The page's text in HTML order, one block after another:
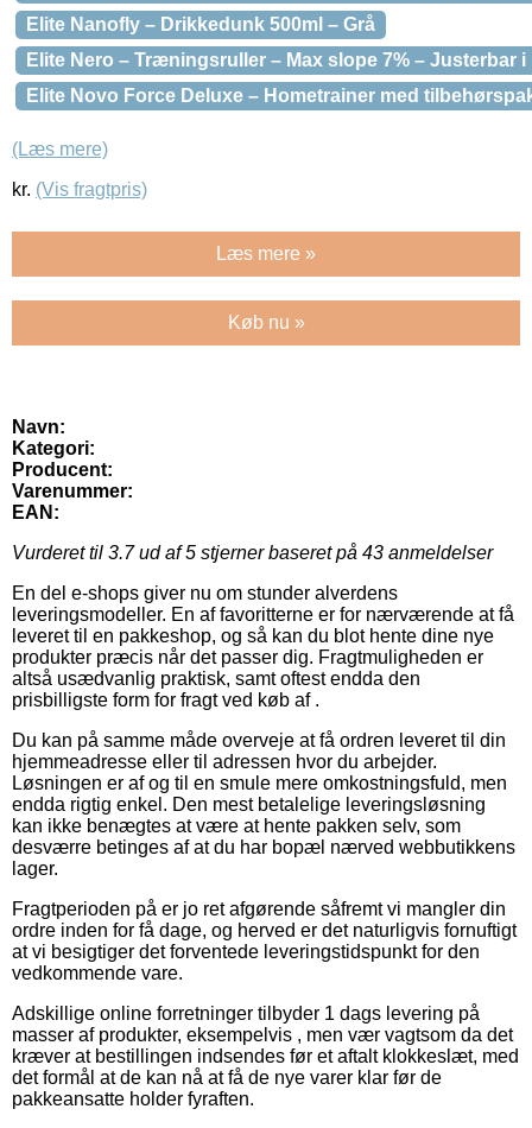
Elite Nanofly – Drikkedunk 500ml – Grå
Elite Nero – Træningsruller – Max slope 7% – Justerbar
Elite Novo Force Deluxe – Hometrainer med
(Læs mere)
kr. (Vis fragtpris)
Læs mere »
Køb nu »
Navn:
Kategori:
Producent:
Varenummer:
EAN:
Vurderet til 3.7ud af 5 stjerner baseret på 43 anmeldelser
En del e-shops giver nu om stunder alverdens
leveringsmodeller. En af favoritterne er for nærværende at få
leveret til en pakkeshop, og så kan du blot hente dine nye
produkter præcis når det passer dig. Fragtmuligheden er
altså usædvanlig praktisk, samt oftest endda den
prisbilligste form for fragt ved køb af .
Du kan på samme måde overveje at få ordren leveret til din
hjemmeadresse eller til adressen hvor du arbejder.
Løsningen er af og til en smule mere omkostningsfuld, men
endda rigtig enkel. Den mest betalelige leveringsløsning
kan ikke benægtes at være at hente pakken selv, som
desværre betinges af at du har bopæl nærved webbutikkens
lager.
Fragtperioden på er jo ret afgørende såfremt vi mangler din
ordre inden for få dage, og herved er det naturligvis fornuftigt
at vi besigtiger det forventede leveringstidspunkt for den
vedkommende vare.
Adskillige online forretninger tilbyder 1 dags levering på
masser af produkter, eksempelvis , men vær vagtsom da det
kræver at bestillingen indsendes før et aftalt klokkeslæt, med
det formål at de kan nå at få de nye varer klar før de
pakkeansatte holder fyraften.